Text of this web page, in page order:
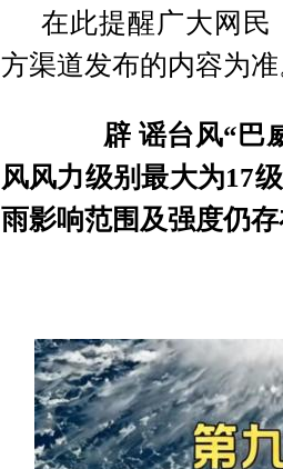
在此提醒广大网民
方渠道发布的内容为
辟 谣台风“巴
风风力级别最大为17
雨影响范围及强度仍